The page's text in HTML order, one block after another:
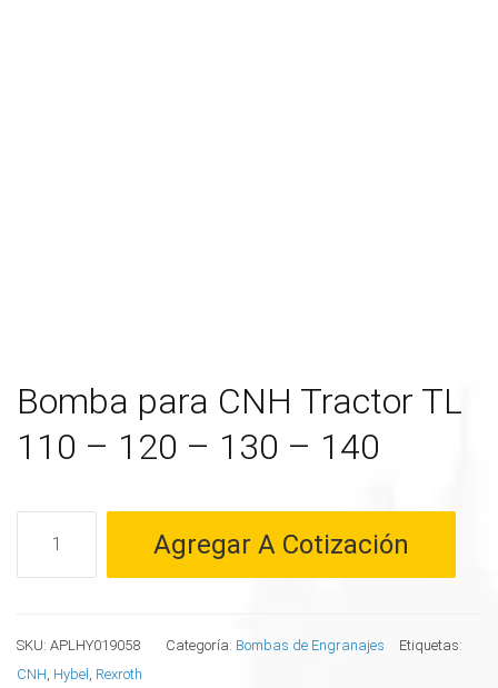
Bomba para CNH Tractor TL
110 – 120 – 130 – 140
CNH
Tractor
TL
110
Agregar A Cotización
SKU: APLHY019058 Categoría: Bombas de Engranajes
Etiquetas:
CNH Hybel Rexroth